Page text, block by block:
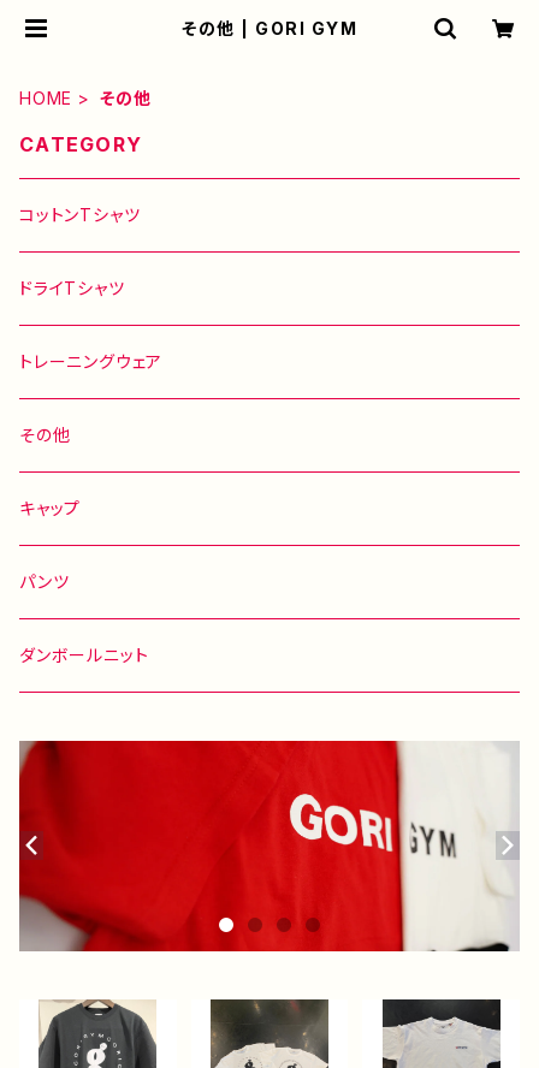
その他 | GORI GYM
HOME その他
CATEGORY
コットンTシャツ
ドライTシャツ
トレーニングウェア
その他
キャップ
パンツ
ダンボールニット